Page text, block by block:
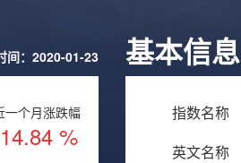
间：2020-01-23
一个月涨跌幅
%
基本信息
指数名称
英文名称